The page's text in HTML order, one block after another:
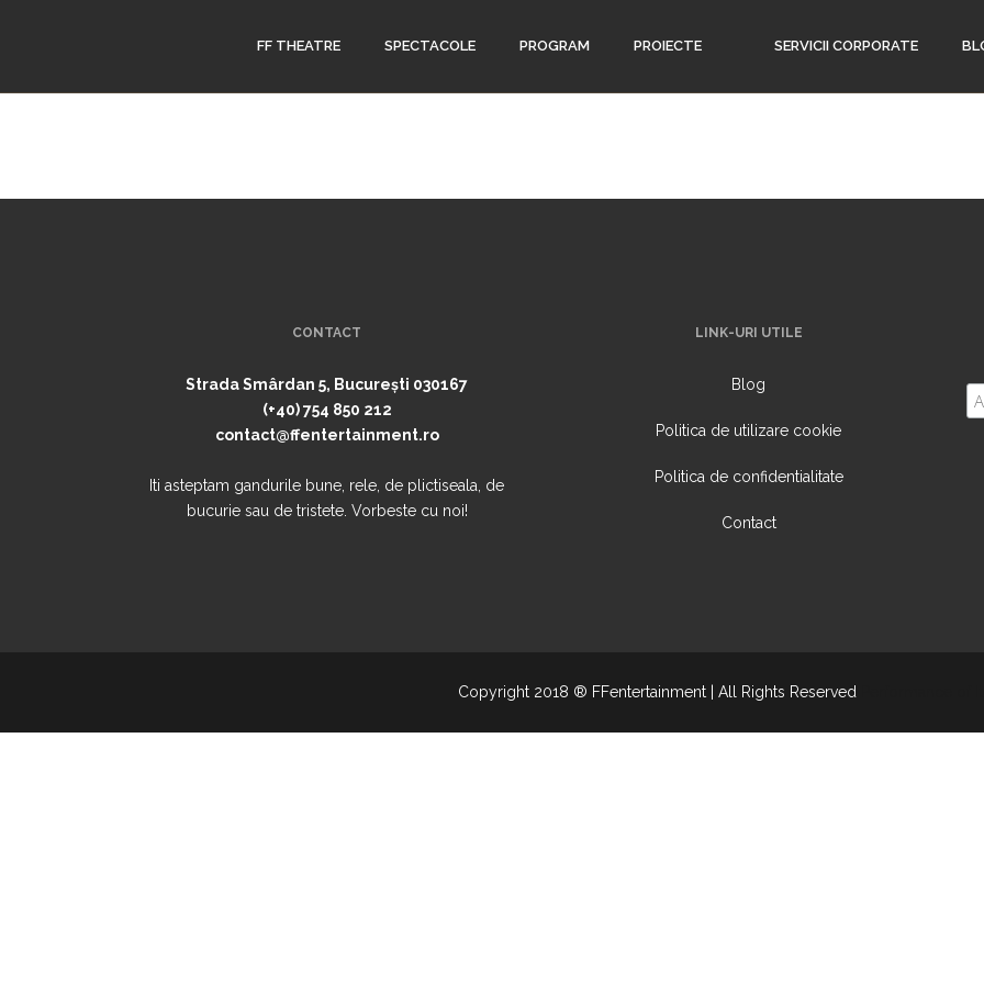
FF THEATRE SPECTACOLE PROGRAM PROIECTE SERVICII CORPORATE
CONTACT
Strada Smârdan 5, București 030167
(+40) 754 850 212
contact@ffentertainment.ro
Iti asteptam gandurile bune, rele, de plictiseala, de
bucurie sau de tristete. Vorbeste cu noi!
LINK-URI UTILE
Blog
Politica de utilizare cookie
Politica de confidentialitate
Contact
Copyright 2018 ® FFentertainment | All Rights Reserved